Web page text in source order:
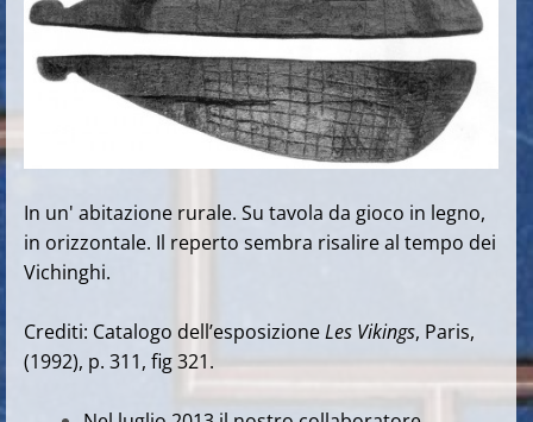
In un' abitazione rurale. Su tavola da gioco in legno,
in orizzontale. Il reperto sembra risalire al tempo dei
Vichinghi.
Crediti: Catalogo dell’esposizioneLes Vikings, Paris,
(1992), p. 311, fig 321.